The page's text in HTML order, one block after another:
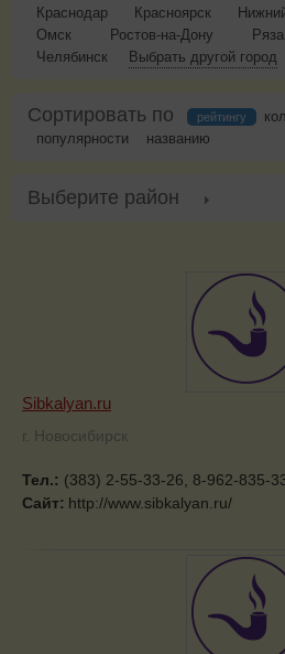
Краснодар
Красноярск
Омск Ростов-на-Дону
Челябинск
Выбрать другой город
Сортировать по рейтингу
популярности
названию
Выберите район
Sibkalyan.ru
г. Новосибирск
Тел.: (383) 2-55-33-26, 8-962-835-
Сайт: http://www.sibkalyan.ru/